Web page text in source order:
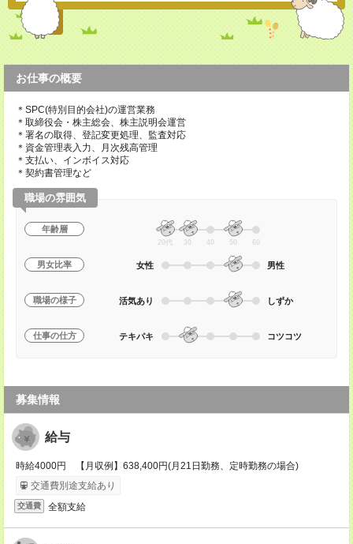
お仕事の概要
＊SPC(特別目的会社)の運営業務
＊取締役会・株主総会、株主説明会運営
＊署名の取得、登記変更処理、監査対応
＊資金管理表入力、月次残高管理
＊支払い、インボイス対応
＊契約書管理など
職場の雰囲気
年齢層
20代 30 40 50 60
男女比率 女性 男性
職場の様子 活気あり しずか
仕事の仕方 テキパキ コツコツ
募集情報
給与
時給4000円 【月収例】638,400円(月21日勤務、定時勤務の場合)
交通費別途支給あり
交通費 全額支給